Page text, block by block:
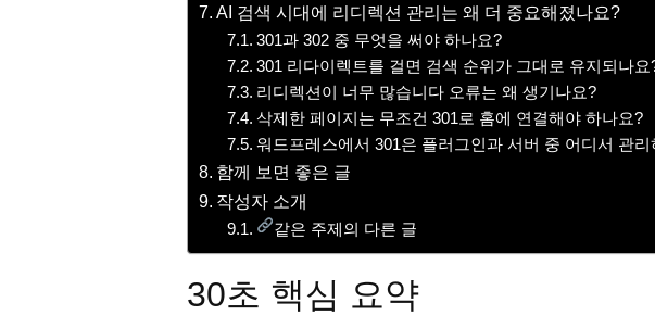
AI 검색 시대에 리디렉션 관리는 왜 더 중요해졌나요?
301과 302 중 무엇을 써야 하나요?
301 리다이렉트를 걸면 검색 순위가 그대로 유지되나요
리디렉션이 너무 많습니다 오류는 왜 생기나요?
삭제한 페이지는 무조건 301로 홈에 연결해야 하나요?
워드프레스에서 301은 플러그인과 서버 중 어디서 관리
함께 보면 좋은 글
작성자 소개
같은 주제의 다른 글
30초 핵심 요약